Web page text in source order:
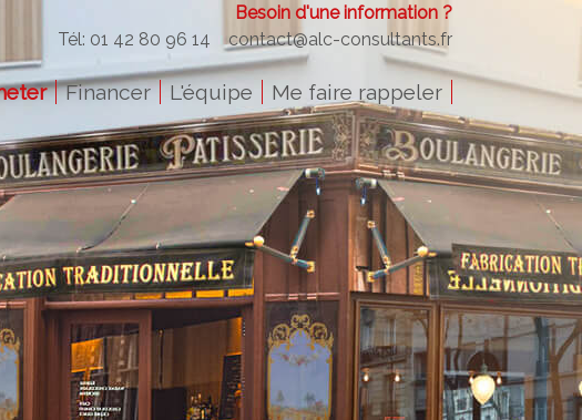
Besoin d'une information ?
Tél: 01 42 80 96 14
contact@alc-consultants.fr
Financer L'équipe Me faire rappeler